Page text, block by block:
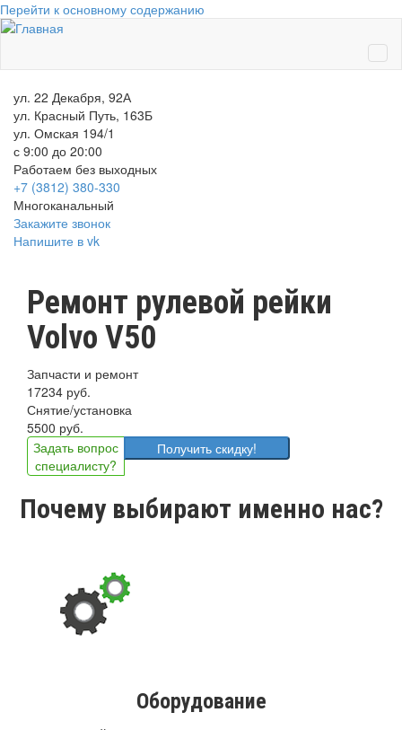
Перейти к основному содержанию
ул. 22 Декабря, 92А
ул. Красный Путь, 163Б
ул. Омская 194/1
с 9:00 до 20:00
Работаем без выходных
+7 (3812) 380-330
Многоканальный
Закажите звонок
Напишите в vk
Ремонт рулевой рейки
Volvo V50
Запчасти и ремонт
17234 руб.
Снятие/установка
5500 руб.
Задать вопрос
специалисту?
Получить скидку!
Почему выбирают именно нас?
Оборудование